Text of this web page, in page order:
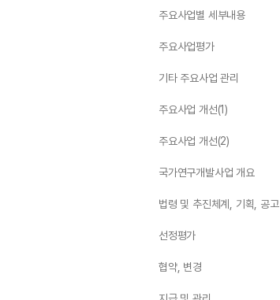
주요사업별 세부내용
주요사업평가
기타 주요사업 관리
주요사업 개선(1)
주요사업 개선(2)
국가연구개발사업 개요
법령 및 추진체계, 기획, 공고
선정평가
협약, 변경